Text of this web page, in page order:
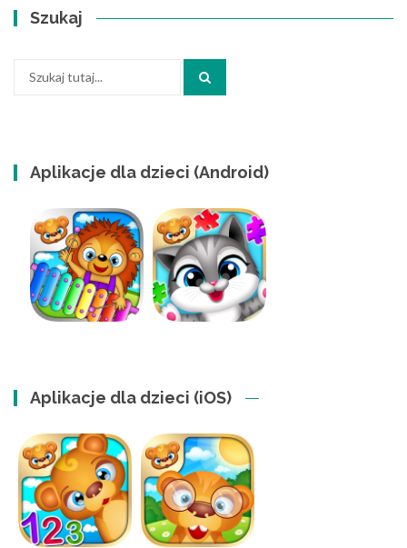
Szukaj
Aplikacje dla dzieci (Android)
Aplikacje dla dzieci (iOS)